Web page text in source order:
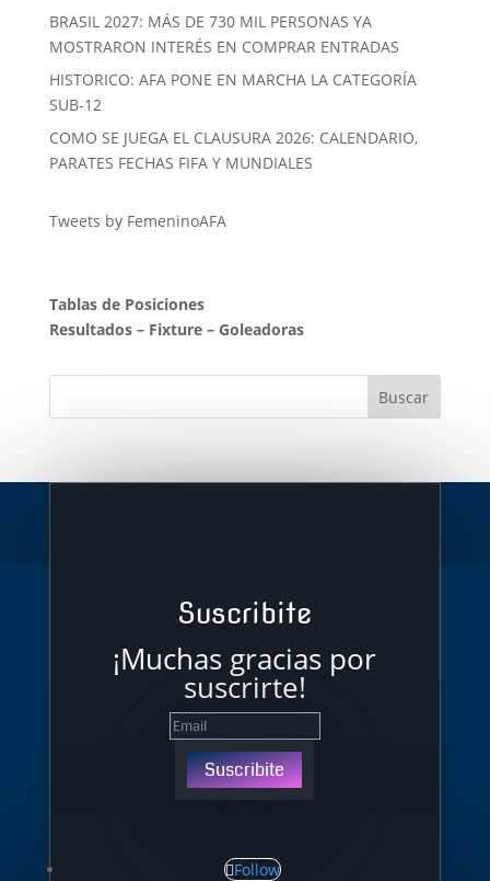
BRASIL 2027: MÁS DE 730 MIL PERSONAS YA
MOSTRARON INTERÉS EN COMPRAR ENTRADAS
HISTORICO: AFA PONE EN MARCHA LA CATEGORÍA
SUB-12
COMO SE JUEGA EL CLAUSURA 2026: CALENDARIO,
PARATES FECHAS FIFA Y MUNDIALES
Tweets by FemeninoAFA
Tablas de Posiciones
Resultados– Fixture– Goleadoras
Suscribite
¡Muchas gracias por
suscrirte!
Suscribite
Follow